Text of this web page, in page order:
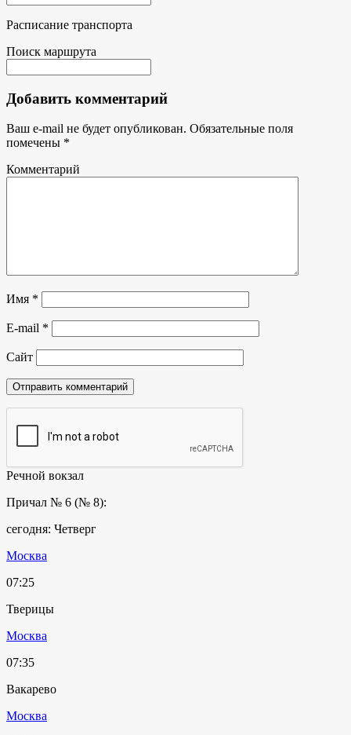
Расписание транспорта
Поиск маршрута
Добавить комментарий
Ваш e-mail не будет опубликован. Обязательные поля
помечены *
Комментарий
Имя *
E-mail *
Сайт
Речной вокзал
Причал № 6 (№ 8):
сегодня: Четверг
Москва
07:25
Тверицы
Москва
07:35
Вакарево
Москва